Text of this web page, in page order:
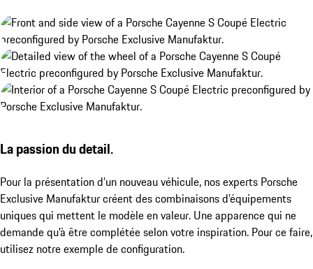
La passion du detail.
Pour la présentation d’un nouveau véhicule, nos experts Porsche
Exclusive Manufaktur créent des combinaisons d’équipements
uniques qui mettent le modèle en valeur. Une apparence qui ne
demande qu’à être complétée selon votre inspiration. Pour ce faire,
utilisez notre exemple de configuration.